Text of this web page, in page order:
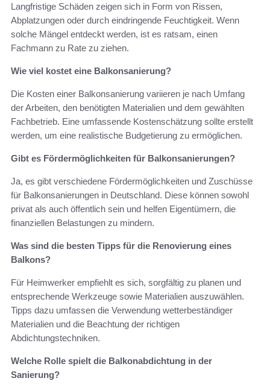
Langfristige Schäden zeigen sich in Form von Rissen,
Abplatzungen oder durch eindringende Feuchtigkeit. Wenn
solche Mängel entdeckt werden, ist es ratsam, einen
Fachmann zu Rate zu ziehen.
Wie viel kostet eine Balkonsanierung?
Die Kosten einer Balkonsanierung variieren je nach Umfang
der Arbeiten, den benötigten Materialien und dem gewählten
Fachbetrieb. Eine umfassende Kostenschätzung sollte erstellt
werden, um eine realistische Budgetierung zu ermöglichen.
Gibt es Fördermöglichkeiten für Balkonsanierungen?
Ja, es gibt verschiedene Fördermöglichkeiten und Zuschüsse
für Balkonsanierungen in Deutschland. Diese können sowohl
privat als auch öffentlich sein und helfen Eigentümern, die
finanziellen Belastungen zu mindern.
Was sind die besten Tipps für die Renovierung eines
Balkons?
Für Heimwerker empfiehlt es sich, sorgfältig zu planen und
entsprechende Werkzeuge sowie Materialien auszuwählen.
Tipps dazu umfassen die Verwendung wetterbeständiger
Materialien und die Beachtung der richtigen
Abdichtungstechniken.
Welche Rolle spielt die Balkonabdichtung in der
Sanierung?